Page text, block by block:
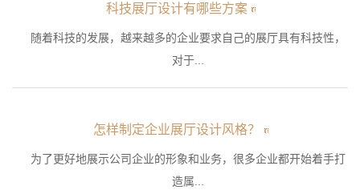
科技展厅设计有哪些方案
随着科技的发展，越来越多的企业要求自己的展厅具有科技性，
对于...
怎样制定企业展厅设计风格？
为了更好地展示公司企业的形象和业务，很多企业都开始着手打
造属...